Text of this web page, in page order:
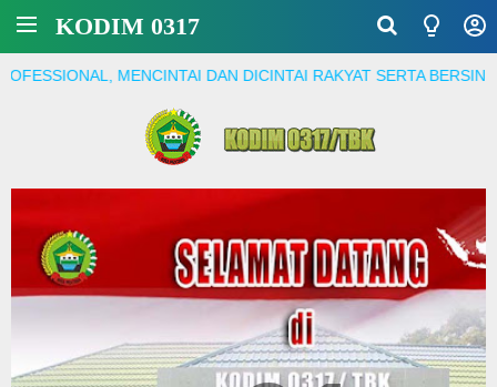
KODIM 0317
MENCINTAI DAN DICINTAI RAKYAT SERTA BERSINERGI